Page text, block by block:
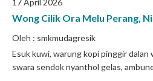
17 April 2026
Wong Cilik Ora Melu Perang,
Oleh : smkmudagresik
Esuk kuwi, warung kopi pinggir dalan
swara sendok nyanthol gelas,